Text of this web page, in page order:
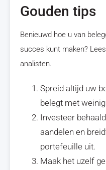
Gouden tips
Benieuwd hoe u van
succes kunt maken?
analisten.
Spreid altijd uw
belegt met
Investeer
aandelen en
portefeuille uit.
Maak het uzelf